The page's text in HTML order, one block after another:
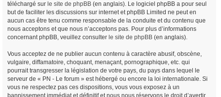
téléchargé sur le site de phpBB (en anglais). Le logiciel phpBB a pour seul
but de faciliter les discussions sur internet et phpBB Limited ne peut en
aucun cas être tenu comme responsable de la conduite et du contenu que
nous acceptons et que nous n’acceptons pas. Pour plus d’informations
concernant phpBB, veuillez consulter le site de phpBB (en anglais).
Vous acceptez de ne publier aucun contenu à caractère abusif, obscène,
vulgaire, diffamatoire, choquant, menaçant, pornographique, etc. qui
pourrait transgresser la législation de votre pays, du pays dans lequel le
serveur de « PN - Le forum » est hébergé ou encore la loi internationale. Si
vous ne respectez pas ces dispositions, vous vous exposez à un
bannissement immédiat et définitif et nous nous réservons le droit d’avertir